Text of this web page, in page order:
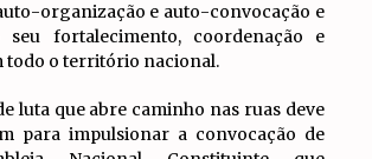
organização e auto-convocação e
seu fortalecimento, coordenação e
todo o território nacional.
luta que abre caminho nas ruas deve
para impulsionar a convocação de